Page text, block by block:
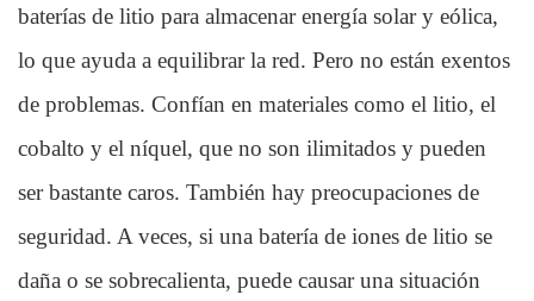
baterías de litio para almacenar energía solar y eólica,
lo que ayuda a equilibrar la red. Pero no están exentos
de problemas. Confían en materiales como el litio, el
cobalto y el níquel, que no son ilimitados y pueden
ser bastante caros. También hay preocupaciones de
seguridad. A veces, si una batería de iones de litio se
daña o se sobrecalienta, puede causar una situación